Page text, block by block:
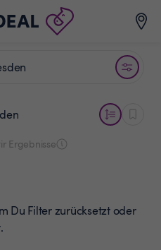
Ergebnisse
Du Filter zurücksetzt oder